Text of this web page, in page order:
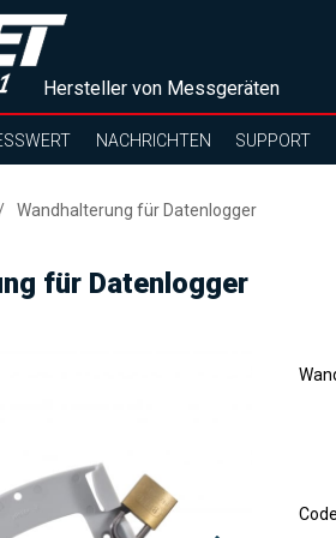
Hersteller von Messgeräten
NACHRICHTEN SUPPORT
Wandhalterung für Datenlogger
für Datenlogger